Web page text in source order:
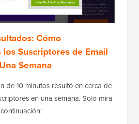
Cómo
Suscriptores de Email
Semana
de 10 minutos resultó en cerca de
en una semana. Solo mira